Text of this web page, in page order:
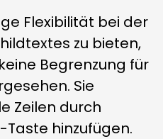
Flexibilität bei der
zu bieten,
Begrenzung für
Sie
Zeilen durch
hinzufügen.